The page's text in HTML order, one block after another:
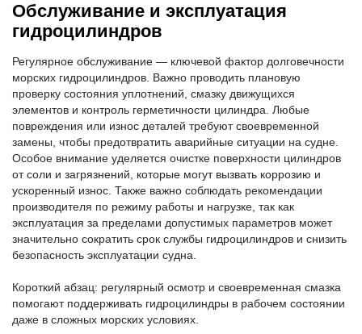
Обслуживание и эксплуатация
гидроцилиндров
Регулярное обслуживание — ключевой фактор долговечности
морских гидроцилиндров. Важно проводить плановую
проверку состояния уплотнений, смазку движущихся
элементов и контроль герметичности цилиндра. Любые
повреждения или износ деталей требуют своевременной
замены, чтобы предотвратить аварийные ситуации на судне.
Особое внимание уделяется очистке поверхности цилиндров
от соли и загрязнений, которые могут вызвать коррозию и
ускоренный износ. Также важно соблюдать рекомендации
производителя по режиму работы и нагрузке, так как
эксплуатация за пределами допустимых параметров может
значительно сократить срок службы гидроцилиндров и снизить
безопасность эксплуатации судна.
Короткий абзац: регулярный осмотр и своевременная смазка
помогают поддерживать гидроцилиндры в рабочем состоянии
даже в сложных морских условиях.